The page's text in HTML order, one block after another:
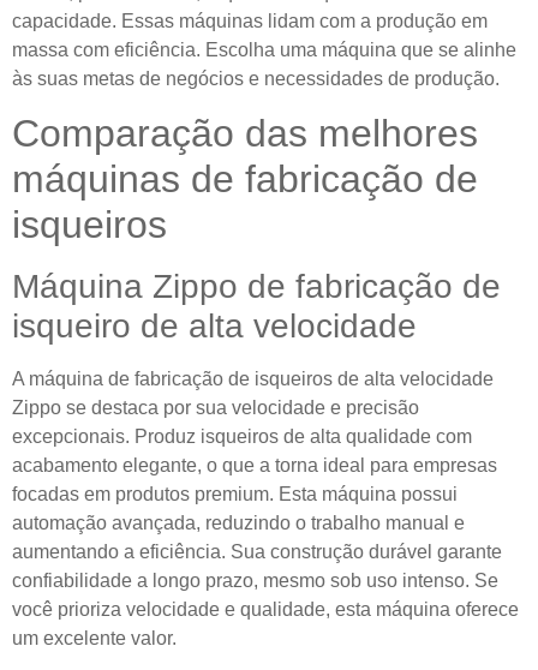
capacidade. Essas máquinas lidam com a produção em
massa com eficiência. Escolha uma máquina que se alinhe
às suas metas de negócios e necessidades de produção.
Comparação das melhores
máquinas de fabricação de
isqueiros
Máquina Zippo de fabricação de
isqueiro de alta velocidade
A máquina de fabricação de isqueiros de alta velocidade
Zippo se destaca por sua velocidade e precisão
excepcionais. Produz isqueiros de alta qualidade com
acabamento elegante, o que a torna ideal para empresas
focadas em produtos premium. Esta máquina possui
automação avançada, reduzindo o trabalho manual e
aumentando a eficiência. Sua construção durável garante
confiabilidade a longo prazo, mesmo sob uso intenso. Se
você prioriza velocidade e qualidade, esta máquina oferece
um excelente valor.